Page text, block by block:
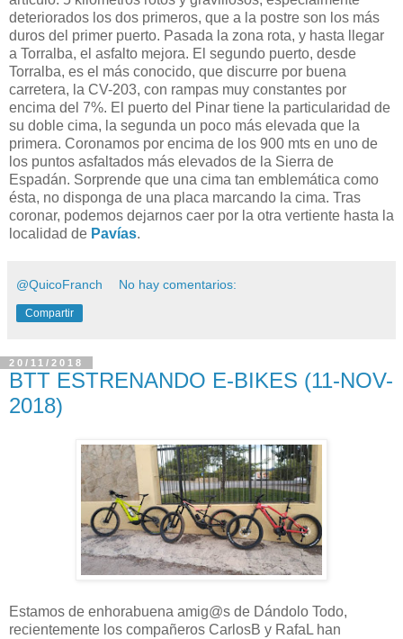
deteriorados los dos primeros, que a la postre son los más
duros del primer puerto. Pasada la zona rota, y hasta llegar
a Torralba, el asfalto mejora. El segundo puerto, desde
Torralba, es el más conocido, que discurre por buena
carretera, la CV-203, con rampas muy constantes por
encima del 7%. El puerto del Pinar tiene la particularidad de
su doble cima, la segunda un poco más elevada que la
primera. Coronamos por encima de los 900 mts en uno de
los puntos asfaltados más elevados de la Sierra de
Espadán. Sorprende que una cima tan emblemática como
ésta, no disponga de una placa marcando la cima. Tras
coronar, podemos dejarnos caer por la otra vertiente hasta la
localidad de Pavías.
@QuicoFranch No hay comentarios:
Compartir
20/11/2018
BTT ESTRENANDO E-BIKES (11-NOV-
2018)
Estamos de enhorabuena amig@s de Dándolo Todo,
recientemente los compañeros CarlosB y RafaL han